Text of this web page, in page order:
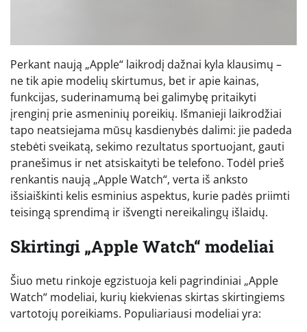
Perkant naują „Apple“ laikrodį dažnai kyla klausimų –
ne tik apie modelių skirtumus, bet ir apie kainas,
funkcijas, suderinamumą bei galimybę pritaikyti
įrenginį prie asmeninių poreikių. Išmanieji laikrodžiai
tapo neatsiejama mūsų kasdienybės dalimi: jie padeda
stebėti sveikatą, sekimo rezultatus sportuojant, gauti
pranešimus ir net atsiskaityti be telefono. Todėl prieš
renkantis naują „Apple Watch“, verta iš anksto
išsiaiškinti kelis esminius aspektus, kurie padės priimti
teisingą sprendimą ir išvengti nereikalingų išlaidų.
Skirtingi „Apple Watch“ modeliai
Šiuo metu rinkoje egzistuoja keli pagrindiniai „Apple
Watch“ modeliai, kurių kiekvienas skirtas skirtingiems
vartotojų poreikiams. Populiariausi modeliai yra: